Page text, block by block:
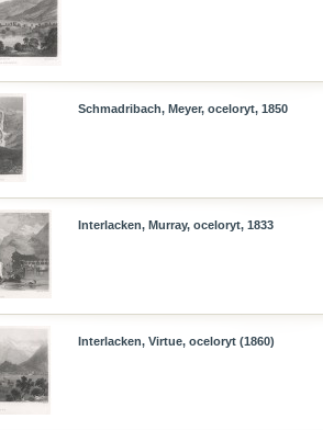
Schmadribach, Meyer, oceloryt, 1850
Interlacken, Murray, oceloryt, 1833
Interlacken, Virtue, oceloryt (1860)